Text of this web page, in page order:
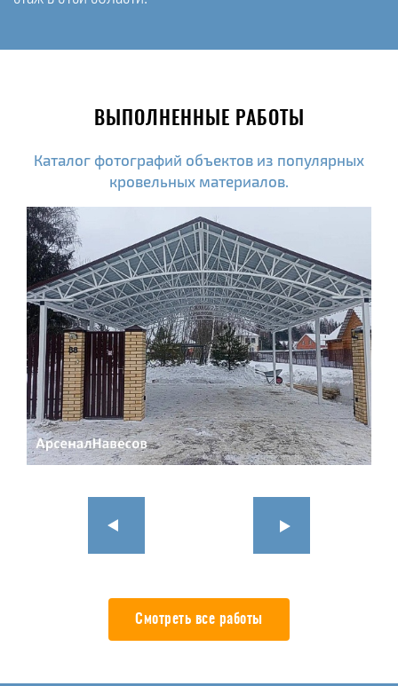
ВЫПОЛНЕННЫЕ РАБОТЫ
Каталог фотографий объектов из популярных
кровельных материалов.
Смотреть все работы